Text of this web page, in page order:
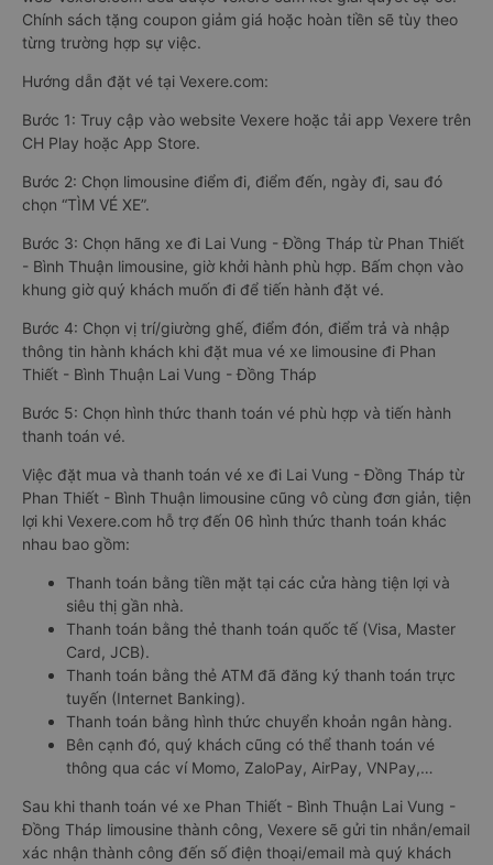
Chính sách tặng coupon giảm giá hoặc hoàn tiền sẽ tùy theo
từng trường hợp sự việc.
Hướng dẫn đặt vé tại Vexere.com:
Bước 1: Truy cập vào website Vexere hoặc tải app Vexere trên
CH Play hoặc App Store.
Bước 2: Chọn limousine điểm đi, điểm đến, ngày đi, sau đó
chọn “TÌM VÉ XE”.
Bước 3: Chọn hãng xe đi Lai Vung - Đồng Tháp từ Phan Thiết
- Bình Thuận limousine, giờ khởi hành phù hợp. Bấm chọn vào
khung giờ quý khách muốn đi để tiến hành đặt vé.
Bước 4: Chọn vị trí/giường ghế, điểm đón, điểm trả và nhập
thông tin hành khách khi đặt mua vé xe limousine đi Phan
Thiết - Bình Thuận Lai Vung - Đồng Tháp
Bước 5: Chọn hình thức thanh toán vé phù hợp và tiến hành
thanh toán vé.
Việc đặt mua và thanh toán vé xe đi Lai Vung - Đồng Tháp từ
Phan Thiết - Bình Thuận limousine cũng vô cùng đơn giản, tiện
lợi khi Vexere.com hỗ trợ đến 06 hình thức thanh toán khác
nhau bao gồm:
Thanh toán bằng tiền mặt tại các cửa hàng tiện lợi và
siêu thị gần nhà.
Thanh toán bằng thẻ thanh toán quốc tế (Visa, Master
Card, JCB).
Thanh toán bằng thẻ ATM đã đăng ký thanh toán trực
tuyến (Internet Banking).
Thanh toán bằng hình thức chuyển khoản ngân hàng.
Bên cạnh đó, quý khách cũng có thể thanh toán vé
thông qua các ví Momo, ZaloPay, AirPay, VNPay,…
Sau khi thanh toán vé xe Phan Thiết - Bình Thuận Lai Vung -
Đồng Tháp limousine thành công, Vexere sẽ gửi tin nhắn/email
xác nhận thành công đến số điện thoại/email mà quý khách